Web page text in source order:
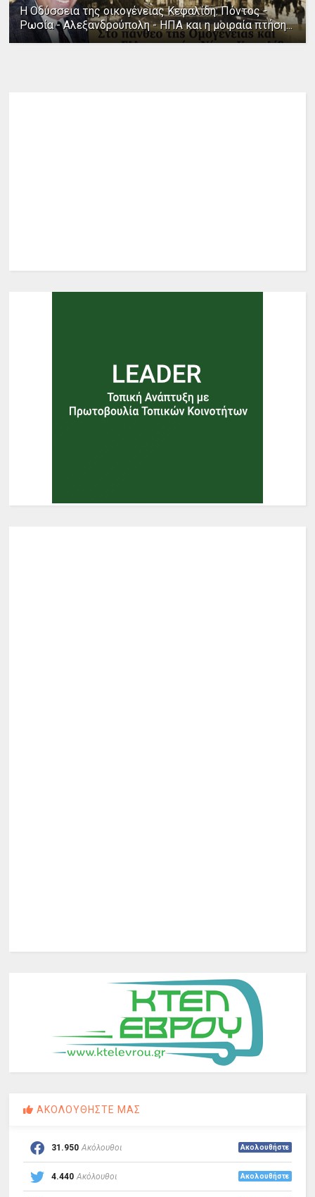
Η Οδύσσεια της οικογένειας Κεφαλίδη: Πόντος -
Ρωσία - Αλεξανδρούπολη - ΗΠΑ και η μοιραία πτήση...
ΑΚΟΛΟΥΘΗΣΤΕ ΜΑΣ
31.950 Ακόλουθοι Ακολουθήστε
4.440 Ακόλουθοι Ακολουθήστε